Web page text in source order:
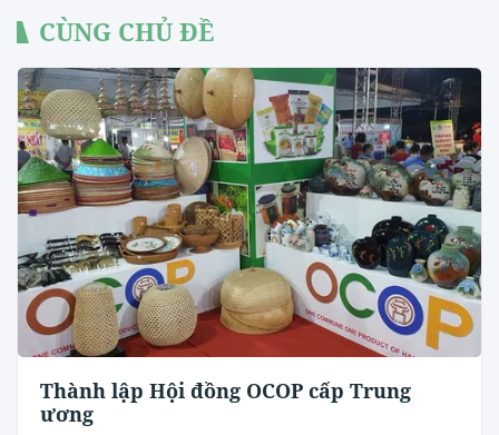
CÙNG CHỦ ĐỀ
Thành lập Hội đồng OCOP cấp Trung
ương